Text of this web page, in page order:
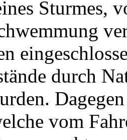
Sturmes,
durch
vom